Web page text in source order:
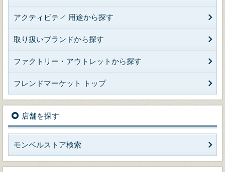
アクティビティ 用途から探す
取り扱いブランドから探す
ファクトリー・アウトレットから探す
フレンドマーケット トップ
店舗を探す
モンベルストア検索